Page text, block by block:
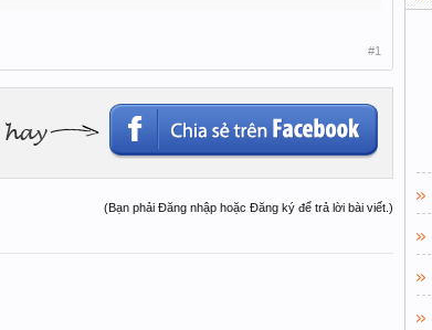
#1
(Bạn phải Đăng nhập hoặc Đăng ký để trả lời bài viết.)